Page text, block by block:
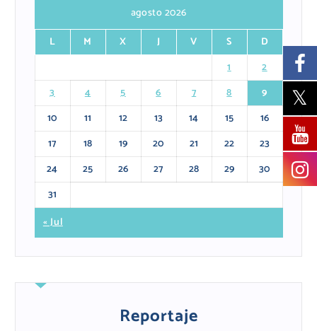
agosto 2026
L
M X J V S
D
1
2
3
4 5 6 7 8
9
10
11 12 13 14 15
16
17
18 19 20 21 22
23
24
25 26 27 28 29
30
31
« Jul
Reportaje